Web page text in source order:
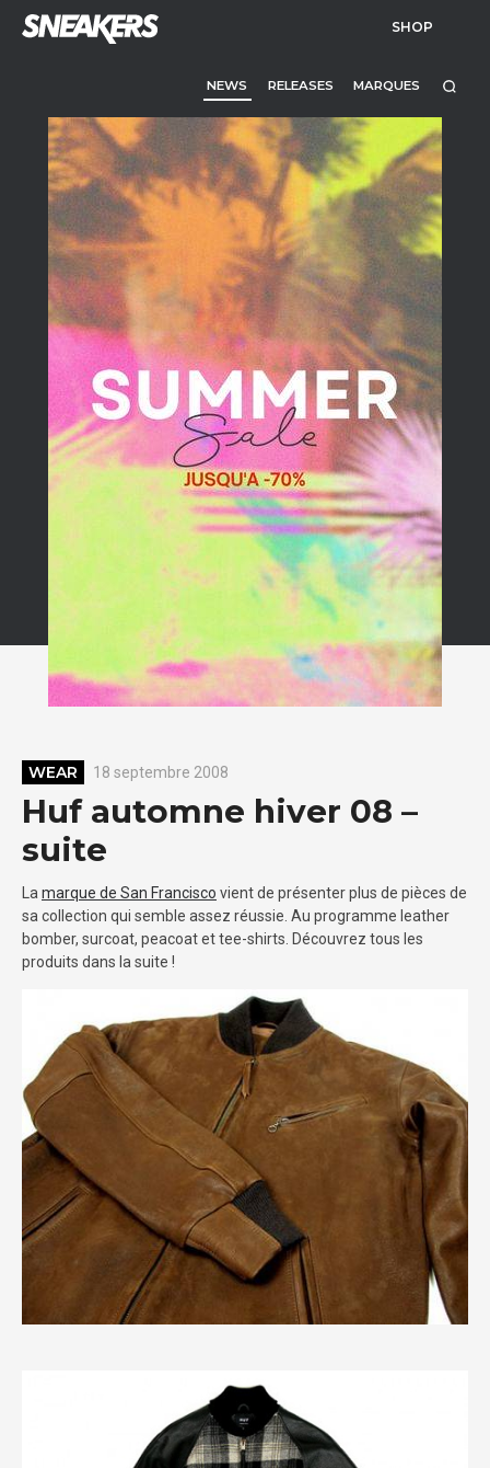
SHOP
NEWS RELEASES MARQUES
WEAR 18 septembre 2008
Huf automne hiver 08 –
suite
La marque de San Francisco vient de présenter plus de pièces de
sa collection qui semble assez réussie. Au programme leather
bomber, surcoat, peacoat et tee-shirts. Découvrez tous les
produits dans la suite !